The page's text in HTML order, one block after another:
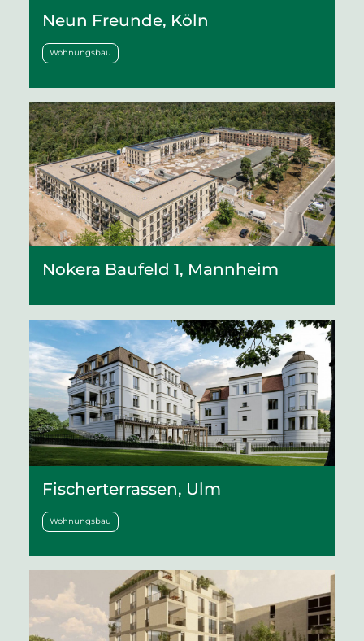
Neun Freunde, Köln
Wohnungsbau
Nokera Baufeld 1, Mannheim
Fischerterrassen, Ulm
Wohnungsbau